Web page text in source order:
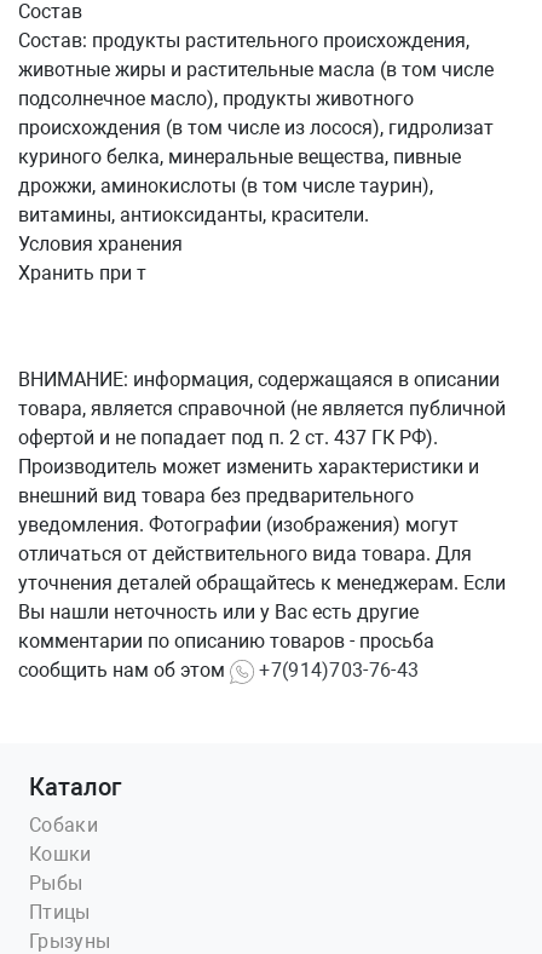
Состав
Состав: продукты растительного происхождения,
животные жиры и растительные масла (в том числе
подсолнечное масло), продукты животного
происхождения (в том числе из лосося), гидролизат
куриного белка, минеральные вещества, пивные
дрожжи, аминокислоты (в том числе таурин),
витамины, антиоксиданты, красители.
Условия хранения
Хранить при т
ВНИМАНИЕ: информация, содержащаяся в описании
товара, является справочной (не является публичной
офертой и не попадает под п. 2 ст. 437 ГК РФ).
Производитель может изменить характеристики и
внешний вид товара без предварительного
уведомления. Фотографии (изображения) могут
отличаться от действительного вида товара. Для
уточнения деталей обращайтесь к менеджерам. Если
Вы нашли неточность или у Вас есть другие
комментарии по описанию товаров - просьба
сообщить нам об этом
+7(914)703-76-43
Каталог
Собаки
Кошки
Рыбы
Птицы
Грызуны